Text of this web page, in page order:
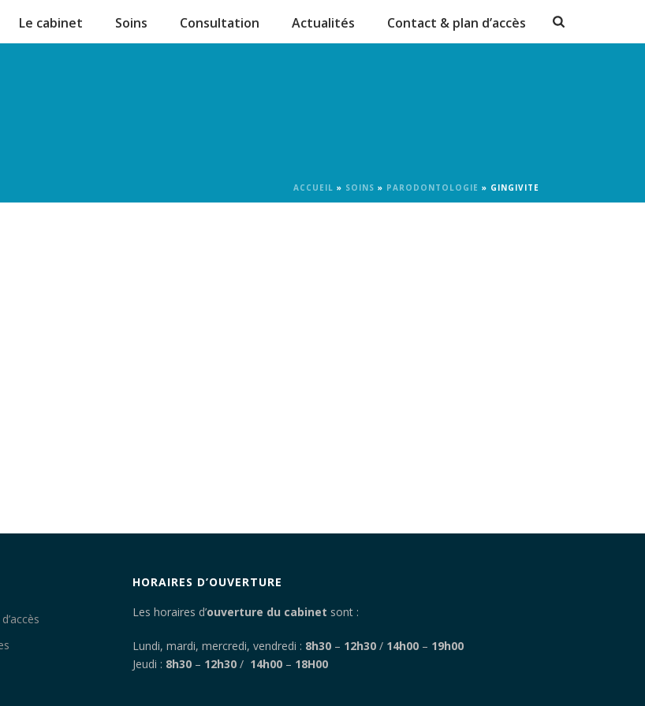
Le cabinet Soins Consultation Actualités Contact & plan d’accès
ACCUEIL » SOINS » PARODONTOLOGIE » GINGIVITE
HORAIRES D’OUVERTURE
Les horaires d’ouverture du cabinet sont :
Lundi, mardi, mercredi, vendredi : 8h30 – 12h30 / 14h00 – 19h00
Jeudi : 8h30 – 12h30 / 14h00 – 18H00